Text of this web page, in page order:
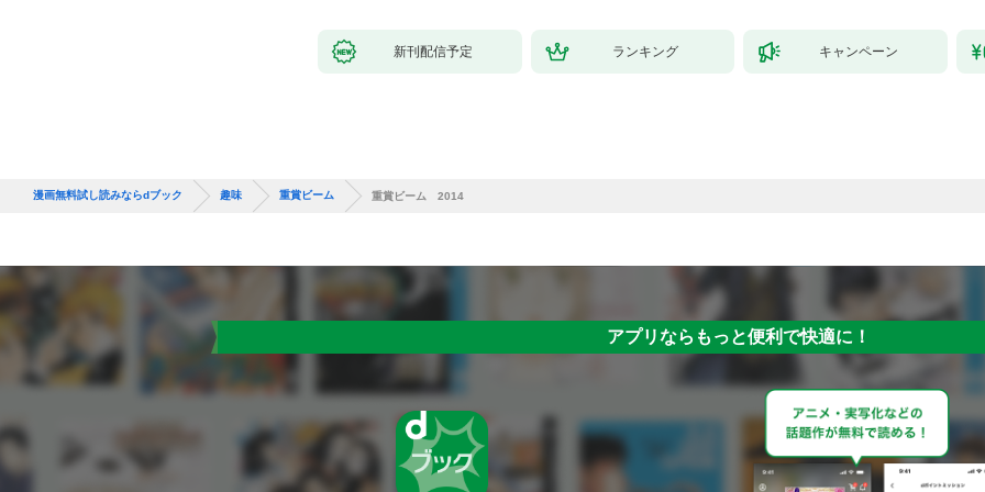
新刊配信予定 ランキング キャンペーン
漫画無料試し読みならdブック 趣味 重賞ビーム 重賞ビーム 2014
アプリならもっと便利で快適に！